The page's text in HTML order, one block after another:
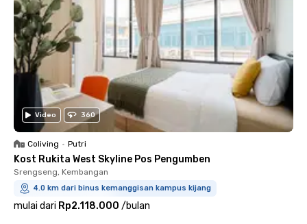
Video 360
Coliving • Putri
Kost Rukita West Skyline Pos Pengumben
Srengseng, Kembangan
4.0 km dari binus kemanggisan kampus kijang
mulai dari Rp2.118.000 /bulan